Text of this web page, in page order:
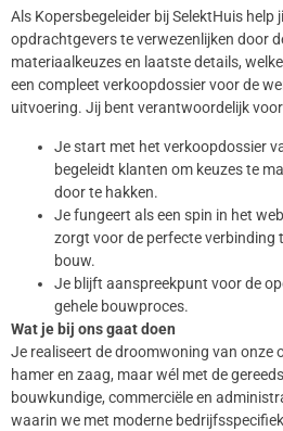
Als Kopersbegeleider bij SelektHuis help
opdrachtgevers te verwezenlijken door
materiaalkeuzes en laatste details,
een compleet verkoopdossier voor de
uitvoering. Jij bent verantwoordelijk
Je start met het verkoopdossier
begeleidt klanten om keuzes te
door te hakken.
Je fungeert als een spin in het
zorgt voor de perfecte verbinding
bouw.
Je blijft aanspreekpunt voor de
gehele bouwproces.
Wat je bij ons gaat doen
Je realiseert de droomwoning van onze
hamer en zaag, maar wél met de
bouwkundige, commerciële en
waarin we met moderne